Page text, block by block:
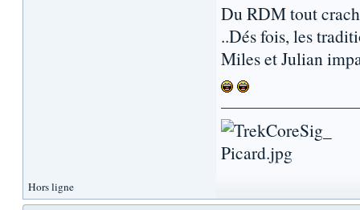
Du RDM tout
..Dés fois, les
Miles et Julian
Hors ligne